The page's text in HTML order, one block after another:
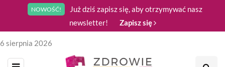
NOWOŚĆ!
Już dziś zapisz się, aby otrzymywać nasz
newsletter!
Zapisz się
6 sierpnia 2026